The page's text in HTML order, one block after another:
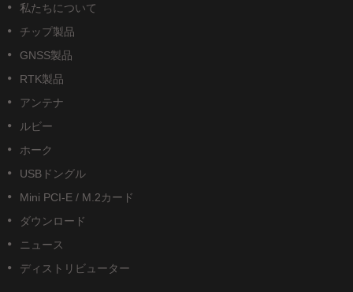
私たちについて
チップ製品
GNSS製品
RTK製品
アンテナ
ルビー
ホーク
USBドングル
Mini PCI-E / M.2カード
ダウンロード
ニュース
ディストリビューター